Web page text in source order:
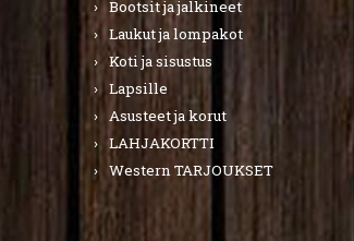
Bootsit ja jalkineet
Laukut ja lompakot
Koti ja sisustus
Lapsille
Asusteet ja korut
LAHJAKORTTI
Western TARJOUKSET